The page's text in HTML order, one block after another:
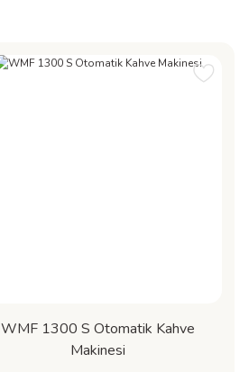
WMF 1300 S Otomatik Kahve
Makinesi